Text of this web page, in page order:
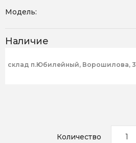
Модель:
Наличие
склад п.Юбилейный, Ворошилова, 3
Количество